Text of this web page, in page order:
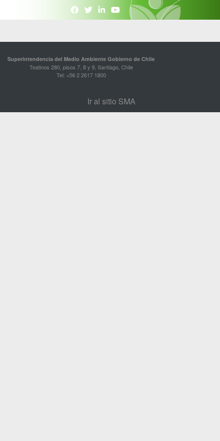
Superintendencia del Medio Ambiente Gobierno de Chile
Teatinos 280, pisos 7, 8 y 9, Santiago, Chile
Tel: +56 2 2617 1800
Ir al sitio SMA